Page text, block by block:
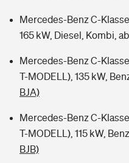
Mercedes-Benz C-
165 kW, Diesel, Kombi,
Mercedes-Benz C-
T-MODELL), 135 kW,
BJA)
Mercedes-Benz C-
T-MODELL), 115 kW,
BJB)